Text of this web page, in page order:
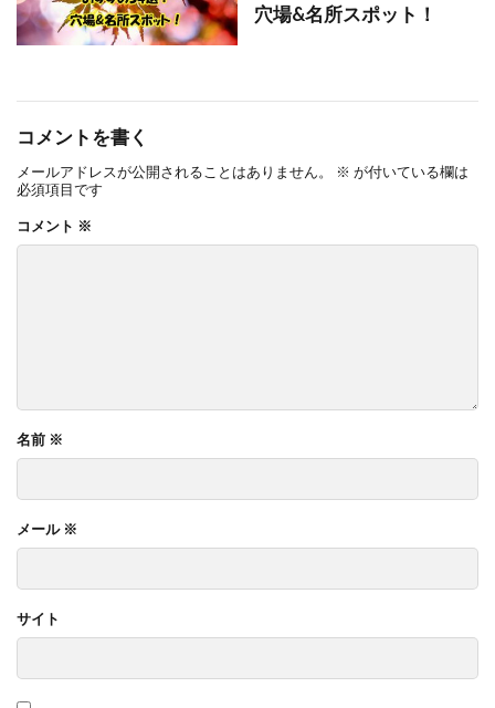
穴場&名所スポット！
コメントを書く
メールアドレスが公開されることはありません。 ※ が付いている欄は
必須項目です
コメント ※
名前 ※
メール ※
サイト